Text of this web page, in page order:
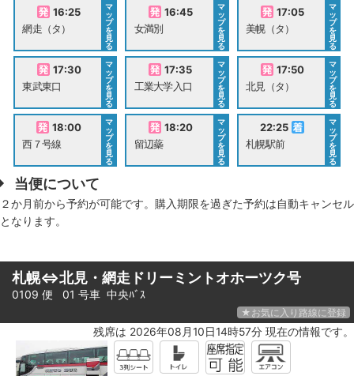
16:25
網走（タ）
マ
ッ
プ
を
見
る
16:45
女満別
マ
ッ
プ
を
見
る
17:05
美幌（タ）
マ
ッ
プ
を
見
る
17:30
東武東口
マ
ッ
プ
を
見
る
17:35
工業大学入口
マ
ッ
プ
を
見
る
17:50
北見（タ）
マ
ッ
プ
を
見
る
18:00
西７号線
マ
ッ
プ
を
見
る
18:20
留辺蘂
マ
ッ
プ
を
見
る
22:25
札幌駅前
マ
ッ
プ
を
見
る
当便について
２か月前から予約が可能です。購入期限を過ぎた予約は自動キャンセル
となります。
札幌⇔北見・網走ドリーミントオホーツク号
0109 便 01 号車 中央ﾊﾞｽ
★お気に入り路線に登録
残席は 2026年08月10日14時57分 現在の情報です。